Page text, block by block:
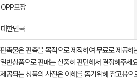
OPP포장
대한민국
판촉물은 판촉을 목적으로 제작하여 무료로 제공하
일반상품으로 판매는 신중히 판단해서 결정해주세
제공되는 상품의 사진은 이해를 돕기위해 참고용으